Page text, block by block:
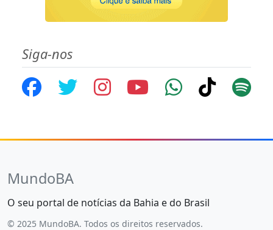
Siga-nos
MundoBA
O seu portal de notícias da Bahia e do Brasil
© 2025 MundoBA. Todos os direitos reservados.